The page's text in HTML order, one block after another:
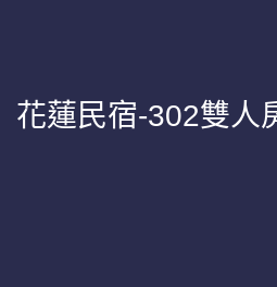
花蓮民宿-302雙人